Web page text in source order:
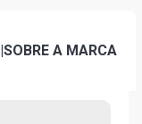
|SOBRE A MARCA